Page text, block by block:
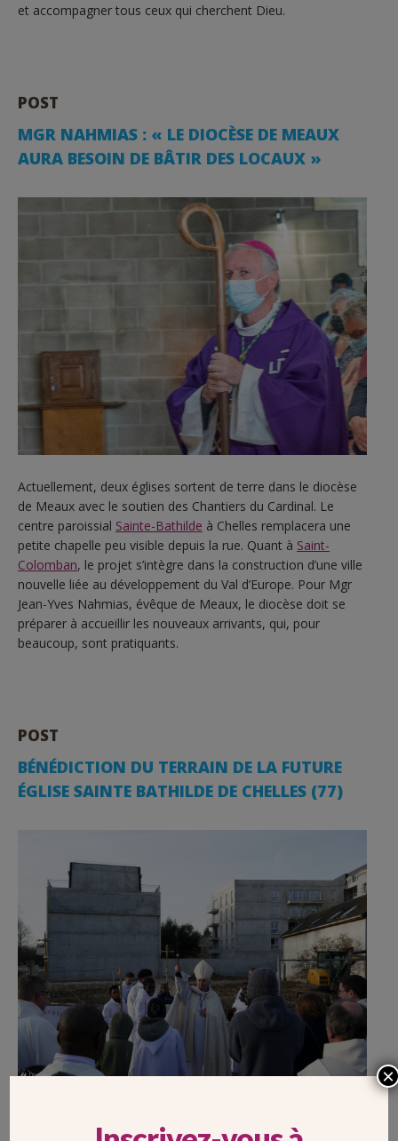
et accompagner tous ceux qui cherchent Dieu.
POST
MGR NAHMIAS : « LE DIOCÈSE DE MEAUX
AURA BESOIN DE BÂTIR DES LOCAUX »
Actuellement, deux églises sortent de terre dans le diocèse
de Meaux avec le soutien des Chantiers du Cardinal. Le
centre paroissial Sainte-Bathilde à Chelles remplacera une
petite chapelle peu visible depuis la rue. Quant à Saint-
Colomban, le projet s’intègre dans la construction d’une ville
nouvelle liée au développement du Val d’Europe. Pour Mgr
Jean-Yves Nahmias, évêque de Meaux, le diocèse doit se
préparer à accueillir les nouveaux arrivants, qui, pour
beaucoup, sont pratiquants.
POST
BÉNÉDICTION DU TERRAIN DE LA FUTURE
ÉGLISE SAINTE BATHILDE DE CHELLES (77)
Le dimanche 28 janvier 2024, Mgr Jean-Yves Nahmias,
×